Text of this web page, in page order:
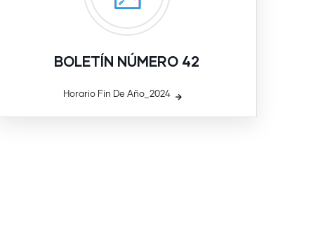
BOLETÍN NÚMERO 42
Horario Fin De Año_2024